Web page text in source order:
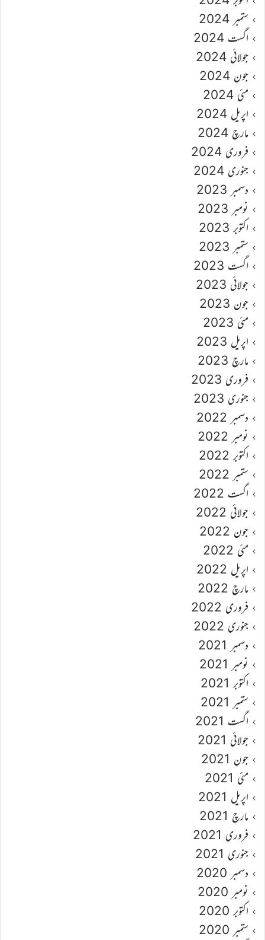
ستمبر 2024
اگست 2024
جولائی 2024
جون 2024
مئی 2024
اپریل 2024
مارچ 2024
فروری 2024
جنوری 2024
دسمبر 2023
نومبر 2023
اکتوبر 2023
ستمبر 2023
اگست 2023
جولائی 2023
جون 2023
مئی 2023
اپریل 2023
مارچ 2023
فروری 2023
جنوری 2023
دسمبر 2022
نومبر 2022
اکتوبر 2022
ستمبر 2022
اگست 2022
جولائی 2022
جون 2022
مئی 2022
اپریل 2022
مارچ 2022
فروری 2022
جنوری 2022
دسمبر 2021
نومبر 2021
اکتوبر 2021
ستمبر 2021
اگست 2021
جولائی 2021
جون 2021
مئی 2021
اپریل 2021
مارچ 2021
فروری 2021
جنوری 2021
دسمبر 2020
نومبر 2020
اکتوبر 2020
ستمبر 2020